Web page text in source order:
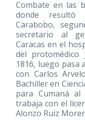
Combate en las
donde resultó
Carabobo,
secretario al
Caracas en el
del protomédico
1816, luego pasa
con Carlos
Bachiller en
para Cumaná
trabaja con el
Alonzo Ruiz